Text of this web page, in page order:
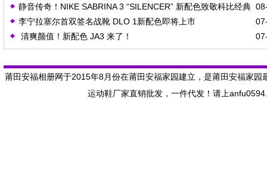
静音传奇！NIKE SABRINA 3 “SILENCER” 新配色致敬科比经典
时刻
李宁拉塞尔首双签名战靴 DLO 1新配色即将上市
清爽颜值！新配色 JA3 来了！
莆田安福相册网于2015年8月份在莆田安福家园建立，是莆田安福家
运动鞋厂家直销批发，一件代发！请上